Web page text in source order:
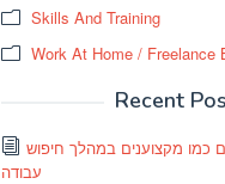
Skills And Training
Work At Home / Freelance
Recent
כמו מקצוענים במהלך חיפוש
עבודה